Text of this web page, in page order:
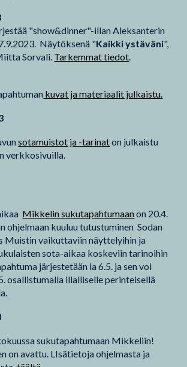
"show&dinner"-illan Aleksanterin
Näytöksenä "Kaikki ystäväni",
Sorvali. Tarkemmat tiedot.
kuvat ja materiaalit julkaistu.
sotamuistot ja -tarinaton julkaistu
verkkosivuilla.
Mikkelin sukutapahtumaanon 20.4.
ohjelmaan kuuluu tutustuminen Sodan
Muistin vaikuttaviin näyttelyihin ja
sota-aikaa koskeviin tarinoihin
järjestetään la 6.5. ja sen voi
osallistumalla illalliselle perinteisellä
sukutapahtumaan Mikkeliin!
on avattu. LIsätietoja ohjelmasta ja